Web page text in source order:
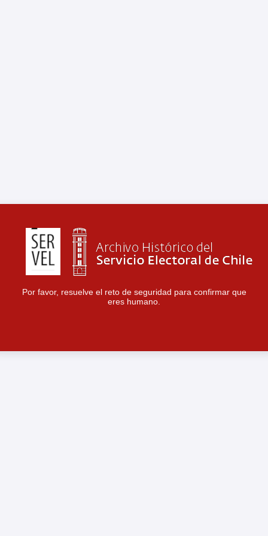
Por favor, resuelve el reto de seguridad para confirmar que
eres humano.